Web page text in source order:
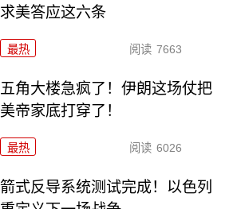
求美答应这六条
最热 阅读 7663
五角大楼急疯了！伊朗这场仗把
美帝家底打穿了！
最热 阅读 6026
箭式反导系统测试完成！以色列